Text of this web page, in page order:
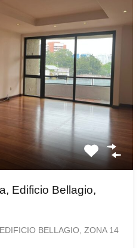
Edificio Bellagio,
BELLAGIO, ZONA 14